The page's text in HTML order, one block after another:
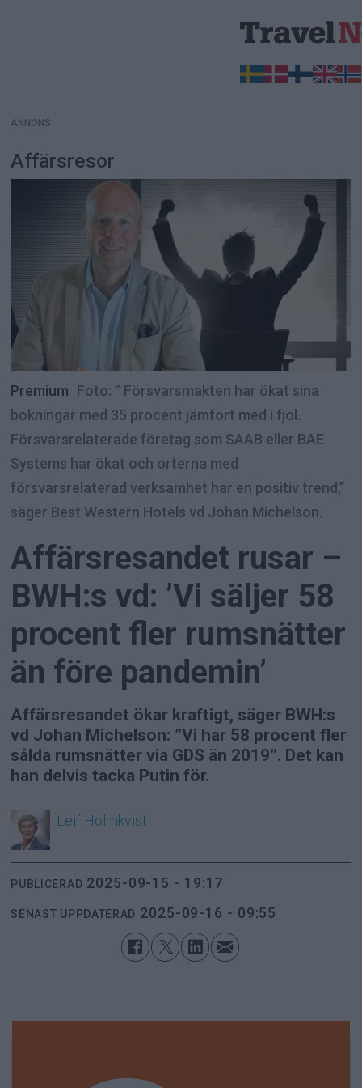
ANNONS
Affärsresor
Premium Foto: ” Försvarsmakten har ökat sina
bokningar med 35 procent jämfört med i fjol.
Försvarsrelaterade företag som SAAB eller BAE
Systems har ökat och orterna med
försvarsrelaterad verksamhet har en positiv trend,”
säger Best Western Hotels vd Johan Michelson.
Affärsresandet rusar –
BWH:s vd: ’Vi säljer 58
procent fler rumsnätter
än före pandemin’
Affärsresandet ökar kraftigt, säger BWH:s
vd Johan Michelson: ”Vi har 58 procent fler
sålda rumsnätter via GDS än 2019”. Det kan
han delvis tacka Putin för.
Leif Holmkvist
PUBLICERAD 2025-09-15 - 19:17
SENAST UPPDATERAD 2025-09-16 - 09:55